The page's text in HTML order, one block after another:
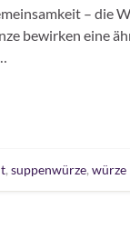
– die
bewirken eine
, suppenwürze, würze